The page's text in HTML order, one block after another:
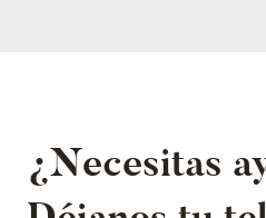
¿Necesitas